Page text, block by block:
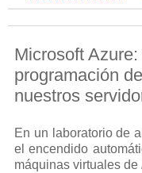
Microsoft
programación
nuestros
En un laboratorio de
el encendido
máquinas virtuales de